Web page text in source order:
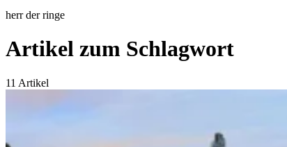
herr der ringe
Artikel zum Schlagwort
11 Artikel